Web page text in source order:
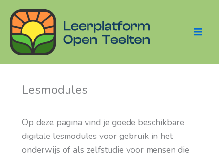
naar
inhoud
Main
Lesmodules
Op deze pagina vind je goede beschikbare
digitale lesmodules voor gebruik in het
onderwijs of als zelfstudie voor mensen die